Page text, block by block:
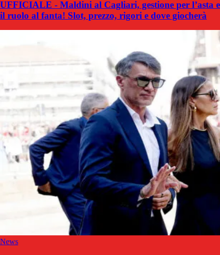
UFFICIALE - Maldini al Cagliari, gestione per l’asta e
il ruolo al fanta! Slot, prezzo, rigori e dove giocherà
News